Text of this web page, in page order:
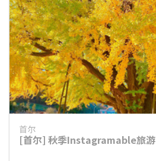
首尔
[首尔] 秋季Instagramable旅游